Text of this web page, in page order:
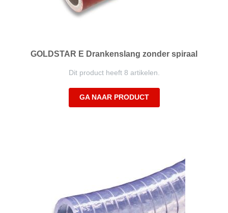
GOLDSTAR E Drankenslang zonder spiraal
Dit product heeft 8 artikelen.
GA NAAR PRODUCT